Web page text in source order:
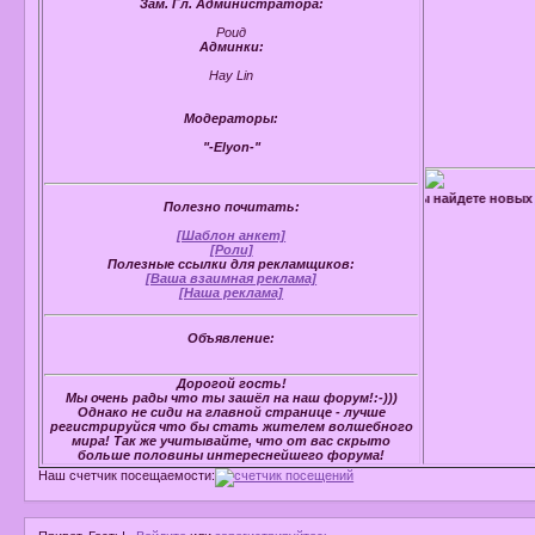
Зам. Гл. Администратора:
Роид
Админки:
Hay Lin
Модераторы:
"-Elyon-"
Полезно почитать:
[Шаблон анкет]
[Роли]
Полезные ссылки для рекламщиков:
[Ваша взаимная реклама]
[Наша реклама]
Объявление:
Дорогой гость!
Мы очень рады что ты зашёл на наш форум!:-)))
Однако не сиди на главной странице - лучше
регистрируйся что бы стать жителем волшебного
мира! Так же учитывайте, что от вас скрыто
больше половины интереснейшего форума!
У нас очень весело и интересно!К тому же вы найдете новых
Наш счетчик посещаемости: